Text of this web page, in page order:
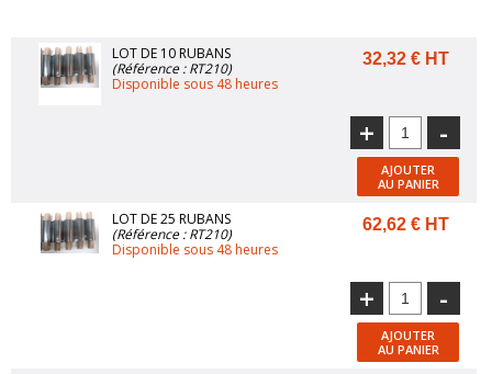
LOT DE 10 RUBANS
(Référence : RT210)
Disponible sous 48 heures
32,32 € HT
+ -
AJOUTER
AU PANIER
LOT DE 25 RUBANS
(Référence : RT210)
Disponible sous 48 heures
62,62 € HT
+ -
AJOUTER
AU PANIER